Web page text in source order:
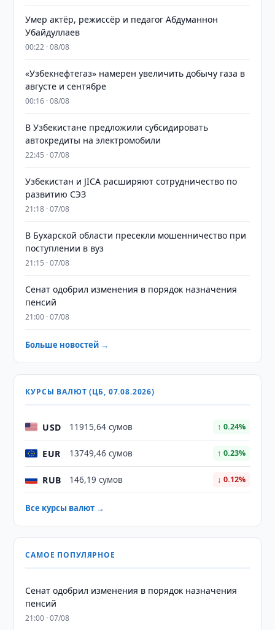
Умер актёр, режиссёр и педагог Абдуманнон
Убайдуллаев
00:22 · 08/08
«Узбекнефтегаз» намерен увеличить добычу газа в
августе и сентябре
00:16 · 08/08
В Узбекистане предложили субсидировать
автокредиты на электромобили
22:45 · 07/08
Узбекистан и JICA расширяют сотрудничество по
развитию СЭЗ
21:18 · 07/08
В Бухарской области пресекли мошенничество при
поступлении в вуз
21:15 · 07/08
Сенат одобрил изменения в порядок назначения
пенсий
21:00 · 07/08
Больше новостей →
КУРСЫ ВАЛЮТ (ЦБ, 07.08.2026)
USD 11915,64 сумов ↑ 0.24%
EUR 13749,46 сумов ↑ 0.23%
RUB 146,19 сумов ↓ 0.12%
Все курсы валют →
САМОЕ ПОПУЛЯРНОЕ
Сенат одобрил изменения в порядок назначения
пенсий
21:00 · 07/08